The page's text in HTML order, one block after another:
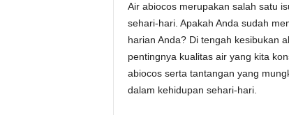
Air abiocos merupakan salah satu
sehari-hari. Apakah Anda sudah
harian Anda? Di tengah kesibukan
pentingnya kualitas air yang kita
abiocos serta tantangan yang
dalam kehidupan sehari-hari.